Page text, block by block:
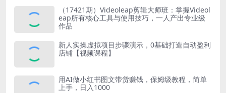
（17421期）Videoleap剪辑大师班：掌握Videol
eap所有核心工具与使用技巧，一人产出专业级
作品
新人实操虚拟项目步骤演示，0基础打造自动盈利
店铺【视频课程】
用AI做小红书图文带货赚钱，保姆级教程，简单
上手，日入1000